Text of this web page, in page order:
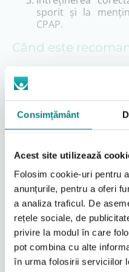
Consimțământ
Acest site utilizează
Folosim cookie-uri pentru
anunțurile, pentru a oferi
a analiza traficul. De
rețele sociale, de
privire la modul în care
pot combina cu alte
în urma folosirii serviciilor
sporit și la
CPAP.
Când este
completă de
În cazul utilizării
Pentru menținerea
siguranță în
Un pachet îngrijire
simplă, eficientă și
CPAP, fără
Produse
9%